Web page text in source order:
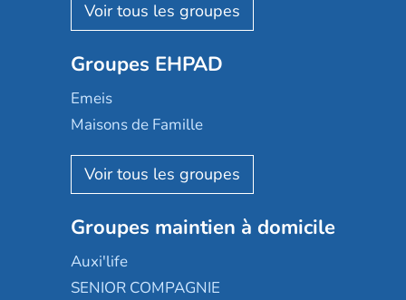
Les Résidentiels
Mobicap
Domusvi
Happy Senior
Aquarelia
Nexity edenea
Les jardins d'Arcadie
Occitalia
Appartseniors
Groupes EHPAD
Emeis
Maisons de Famille
Korian
Emera
Groupe SOS
Le Noble Âge
Almage
Groupes maintien à domicile
Auxi'life
SENIOR COMPAGNIE